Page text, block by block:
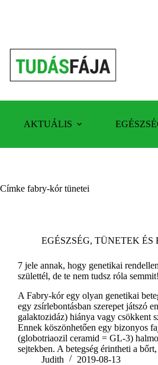
AKTUÁLIS
Címke fabry-kór tünetei
EGÉSZSÉG, TÜNETEK ÉS
7 jele annak, hogy genetikai
születtél, de te nem tudsz róla semmit!
A Fabry-kór egy olyan genetikai
egy zsírlebontásban szerepet játszó
galaktozidáz) hiánya vagy csökkent
Ennek köszönhetően egy bizonyos
(globotriaozil ceramid = GL-3)
sejtekben. A betegség érintheti a
Judith
2019-08-13